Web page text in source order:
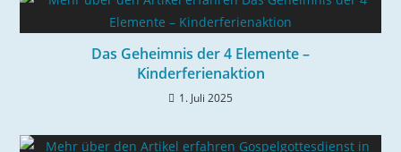
Das Geheimnis der 4 Elemente –
Kinderferienaktion
1. Juli 2025